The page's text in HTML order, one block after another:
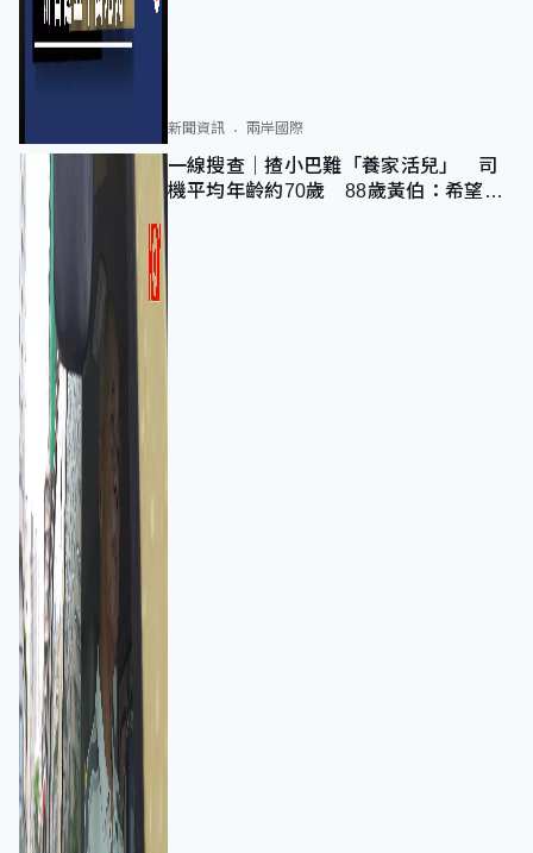
新聞資訊 兩岸國際
一線搜查｜揸小巴難「養家活兒」 司
機平均年齡約70歲 88歲黃伯：希望一